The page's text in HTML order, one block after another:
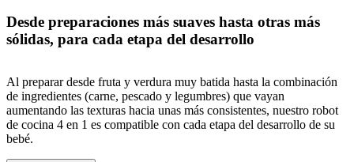
Desde preparaciones más suaves hasta otras más
sólidas, para cada etapa del desarrollo
Al preparar desde fruta y verdura muy batida hasta la combinación
de ingredientes (carne, pescado y legumbres) que vayan
aumentando las texturas hacia unas más consistentes, nuestro robot
de cocina 4 en 1 es compatible con cada etapa del desarrollo de su
bebé.